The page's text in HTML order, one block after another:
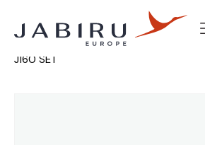
Accueil Non classé
J160 SET